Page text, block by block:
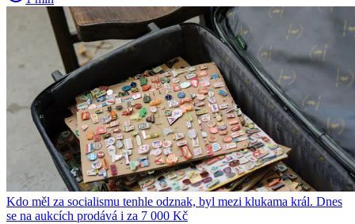
Kdo měl za socialismu tenhle odznak, byl mezi klukama král. Dnes
se na aukcích prodává i za 7 000 Kč